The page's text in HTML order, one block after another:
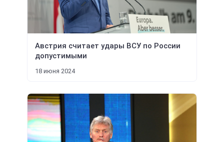
Австрия считает удары ВСУ по России
допустимыми
18 июня 2024